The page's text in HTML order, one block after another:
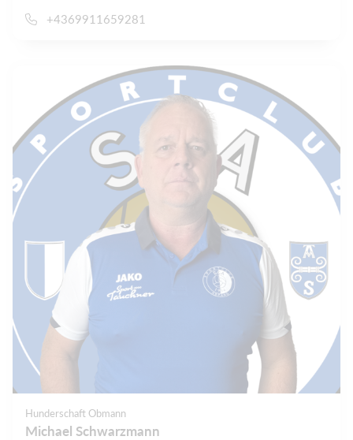
+4369911659281
Hunderschaft Obmann
Michael Schwarzmann